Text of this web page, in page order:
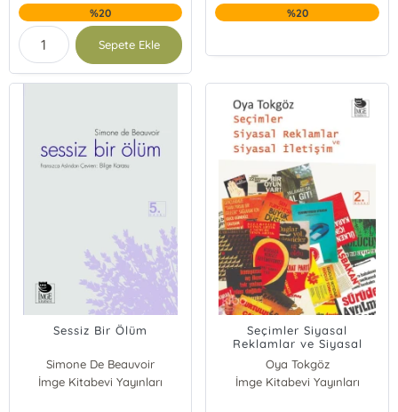
%20
Sepete Ekle
%20
Sessiz Bir Ölüm
Simone De Beauvoir
İmge Kitabevi Yayınları
Seçimler Siyasal
Reklamlar ve Siyasal
İletişim
Oya Tokgöz
İmge Kitabevi Yayınları